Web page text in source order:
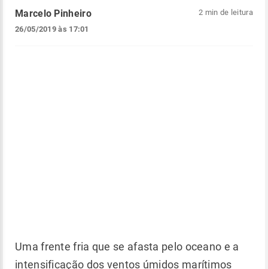
Marcelo Pinheiro
26/05/2019 às 17:01
2 min de leitura
Uma frente fria que se afasta pelo oceano e a
intensificação dos ventos úmidos marítimos